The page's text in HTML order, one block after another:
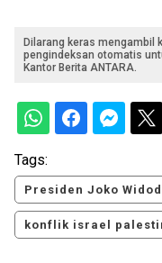
Dilarang keras mengambil
pengindeksan otomatis
Kantor Berita ANTARA.
Tags:
Presiden Joko
konflik israel